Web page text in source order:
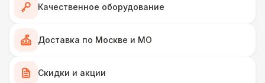
Палатка 2,5 х 2,5 м
Шатер Пагода
Домик «Ярмарочный» 3 х 2 м
Качественное оборудование
Доставка по Москве и МО
Скидки и акции